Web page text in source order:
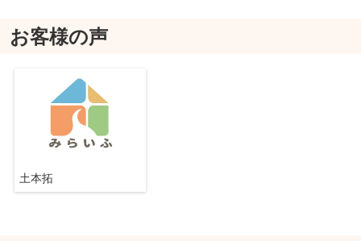
お客様の声
土本拓